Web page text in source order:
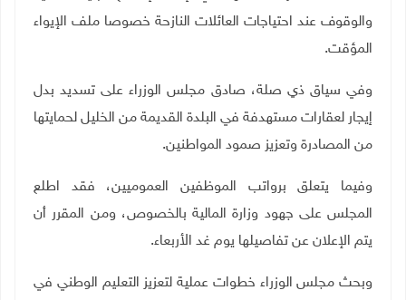
والوقوف عند احتياجات العائلات النازحة خصوصا ملف الإيواء
المؤقت.
وفي سياق ذي صلة، صادق مجلس الوزراء على تسديد بدل
إيجار لعقارات مستهدفة في البلدة القديمة من الخليل لحمايتها
من المصادرة وتعزيز صمود المواطنين.
وفيما يتعلق برواتب الموظفين العموميين، فقد اطلع
المجلس على جهود وزارة المالية بالخصوص، ومن المقرر أن
يتم الإعلان عن تفاصيلها يوم غد الأربعاء.
وبحث مجلس الوزراء خطوات عملية لتعزيز التعليم الوطني في